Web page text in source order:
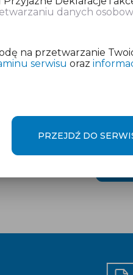
w wysokości
danych
na przetwarzanie
serwisu oraz
PRZEJDŹ DO